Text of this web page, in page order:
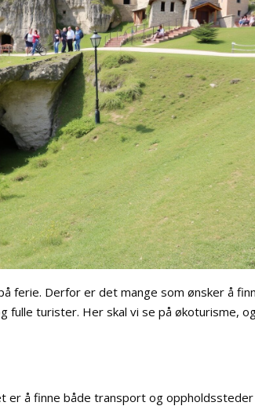
ferie. Derfor er det mange som ønsker å
fulle turister. Her skal vi se på økoturisme,
er å finne både transport og oppholdssteder